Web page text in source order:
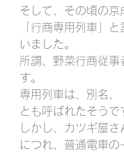
そして、その頃の京
「行商専用列車」
いました。
所謂、野菜行商従事
す。
専用列車は、別名、
とも呼ばれたそうで
しかし、カツギ屋さ
につれ、普通電車の